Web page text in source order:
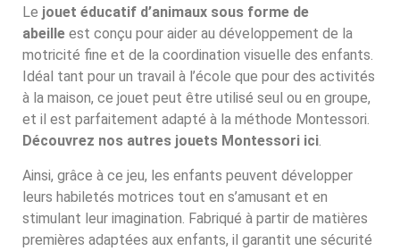
Le jouet éducatif d’animaux sous forme de
abeille est conçu pour aider au développement de la
motricité fine et de la coordination visuelle des enfants.
Idéal tant pour un travail à l’école que pour des activités
à la maison, ce jouet peut être utilisé seul ou en groupe,
et il est parfaitement adapté à la méthode Montessori.
Découvrez nos autres jouets Montessori ici.
Ainsi, grâce à ce jeu, les enfants peuvent développer
leurs habiletés motrices tout en s’amusant et en
stimulant leur imagination. Fabriqué à partir de matières
premières adaptées aux enfants, il garantit une sécurité